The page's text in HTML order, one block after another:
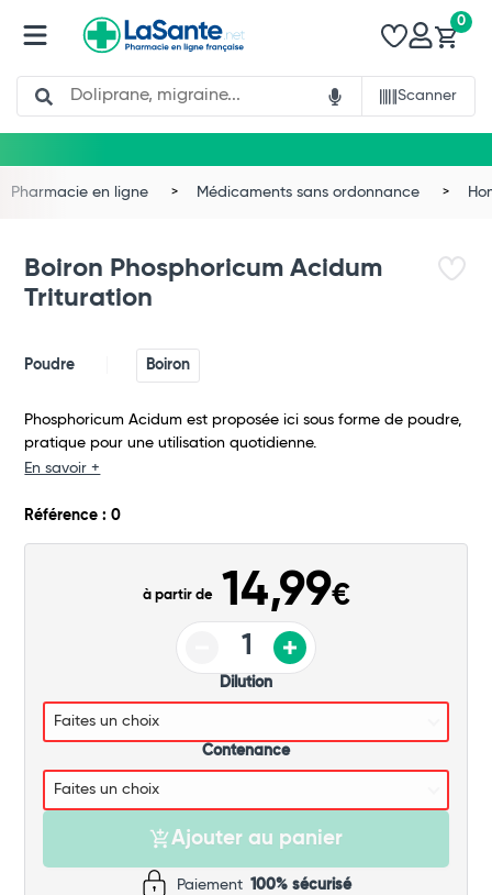
Search
Scanner
0
Total
Pharmacie en ligne Médicaments sans ordonnance
Boiron Phosphoricum Acidum
Trituration
Poudre Boiron
Phosphoricum Acidum est proposée ici sous forme de poudre,
pratique pour une utilisation quotidienne.
En savoir +
Référence : 0
à partir de 14,99€
Dilution
Contenance
Ajouter au panier
Paiement 100% sécurisé